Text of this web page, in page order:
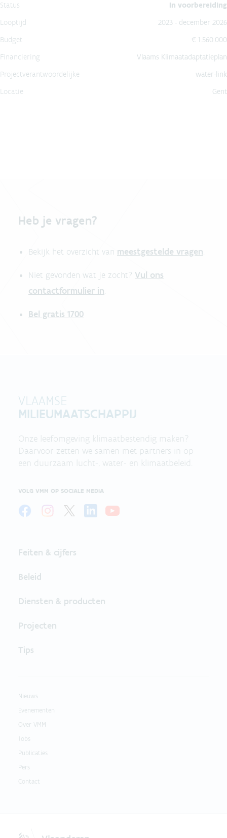
Status
In voorbereiding
Looptijd
2023 - december 2026
Budget
€ 1.560.000
Financiering
Vlaams Klimaatadaptatieplan
Projectverantwoordelijke
water-link
Locatie
Gent
Heb je vragen?
Bekijk het overzicht van meestgestelde vragen.
Niet gevonden wat je zocht? Vul ons
contactformulier in.
Bel gratis 1700
VLAAMSE
MILIEUMAATSCHAPPIJ
Onze leefomgeving klimaatbestendig maken?
Daarvoor zetten we samen met partners in op
een duurzaam lucht-, water- en klimaatbeleid.
VOLG VMM OP SOCIALE MEDIA
Feiten & cijfers
Beleid
Diensten & producten
Projecten
Tips
Nieuws
Evenementen
Over VMM
Jobs
Publicaties
Pers
Contact